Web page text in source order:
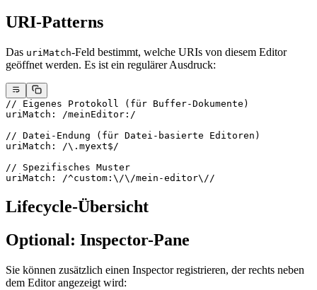
URI-Patterns
Das uriMatch-Feld bestimmt, welche URIs von diesem Editor
geöffnet werden. Es ist ein regulärer Ausdruck:
// Eigenes Protokoll (für Buffer-Dokumente)
uriMatch : /meinEditor: /
// Datei-Endung (für Datei-basierte Editoren)
uriMatch : /\. myext$/
// Spezifisches Muster
uriMatch : /^custom: \/\/mein-editor\//
Lifecycle-Übersicht
Optional: Inspector-Pane
Sie können zusätzlich einen Inspector registrieren, der rechts neben
dem Editor angezeigt wird: